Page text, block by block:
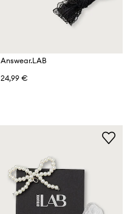
Answear.LAB
24,99 €